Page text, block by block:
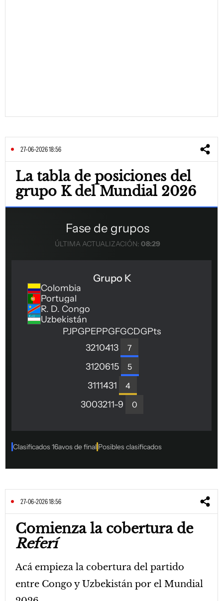
27-06-2026 18:56
La tabla de posiciones del
grupo K del Mundial 2026
27-06-2026 18:56
Comienza la cobertura de
Referí
Acá empieza la cobertura del partido
entre Congo y Uzbekistán por el Mundial